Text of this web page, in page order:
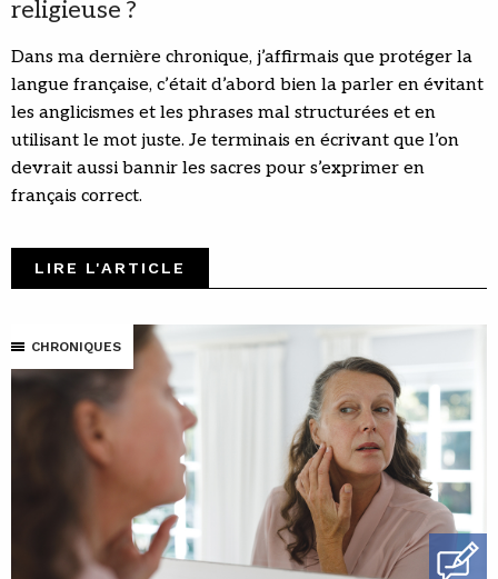
religieuse ?
Dans ma dernière chronique, j’affirmais que protéger la
langue française, c’était d’abord bien la parler en évitant
les anglicismes et les phrases mal structurées et en
utilisant le mot juste. Je terminais en écrivant que l’on
devrait aussi bannir les sacres pour s’exprimer en
français correct.
LIRE L'ARTICLE
CHRONIQUES